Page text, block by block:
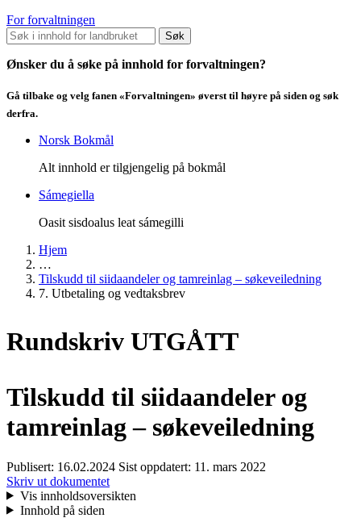
For forvaltningen
Søk
Ønsker du å søke på innhold for forvaltningen?
Gå tilbake og velg fanen «Forvaltningen» øverst til høyre på siden og søk
derfra.
Norsk Bokmål
Alt innhold er tilgjengelig på bokmål
Sámegiella
Oasit sisdoalus leat sámegilli
Hjem
…
Tilskudd til siidaandeler og tamreinlag – søkeveiledning
7. Utbetaling og vedtaksbrev
Rundskriv UTGÅTT
Tilskudd til siidaandeler og
tamreinlag – søkeveiledning
Publisert: 16.02.2024 Sist oppdatert: 11. mars 2022
Skriv ut dokumentet
Vis innholdsoversikten
Innhold på siden